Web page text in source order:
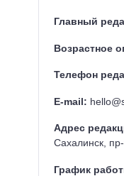
Главный
Возрастное
Телефон
E-mail:
Адрес
Сахалинск,
График